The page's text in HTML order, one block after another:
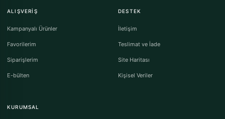
ALIŞVERIŞ
Kampanyalı Ürünler
Favorilerim
Siparişlerim
E-bülten
DESTEK
İletişim
Teslimat ve İade
Site Haritası
Kişisel Veriler
KURUMSAL